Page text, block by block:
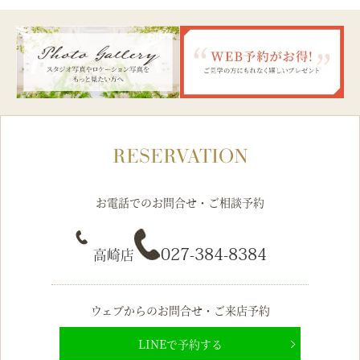
RESERVATION
お電話でのお問合せ・ご相談予約
高崎店 027-384-8384
ウェブからのお問合せ・ご来店予約
LINEで予約する